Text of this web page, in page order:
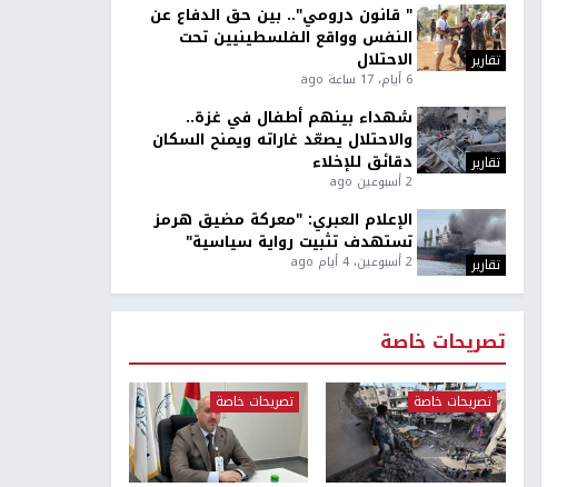
تقارير
" قانون درومي".. بين حق الدفاع عن
النفس وواقع الفلسطينيين تحت
الاحتلال
6 أيام، 17 ساعة ago
تقارير
شهداء بينهم أطفال في غزة..
والاحتلال يصعّد غاراته ويمنح السكان
دقائق للإخلاء
2 أسبوعين ago
تقارير
الإعلام العبري: "معركة مضيق هرمز
تستهدف تثبيت رواية سياسية"
2 أسبوعين، 4 أيام ago
تصريحات خاصة
تصريحات خاصة تصريحات خاصة